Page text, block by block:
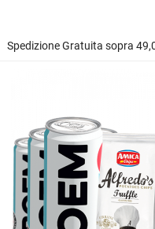
Spedizione Gratuita sopra